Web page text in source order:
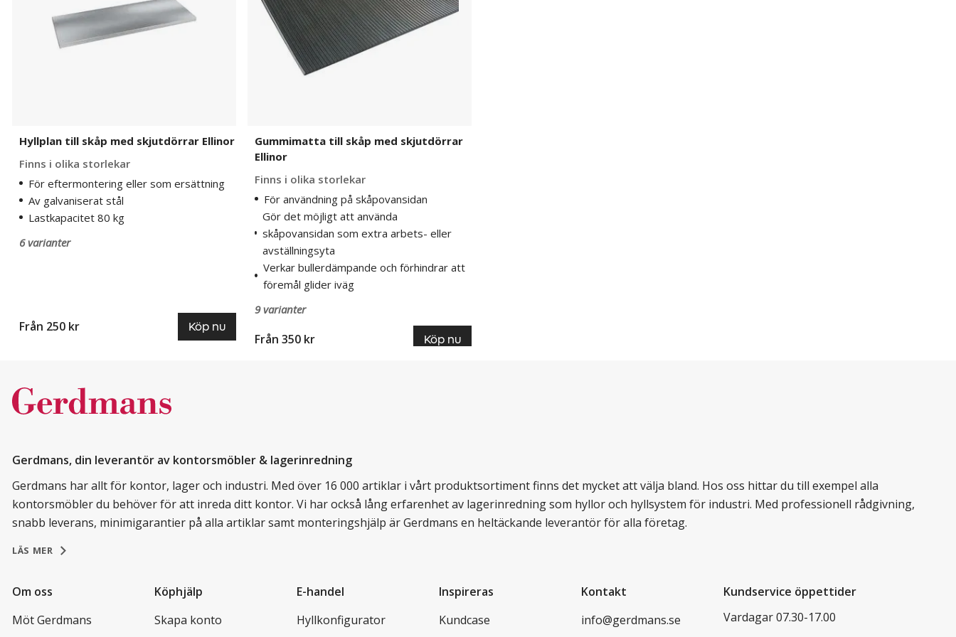
Hyllplan till skåp med skjutdörrar Ellinor
Finns i olika storlekar
För eftermontering eller som ersättning
Av galvaniserat stål
Lastkapacitet 80 kg
6 varianter
Från 250 kr Köp nu
Ellinor
Gummimatta till skåp med skjutdörrar
Ellinor
Finns i olika storlekar
För användning på skåpovansidan
Gör det möjligt att använda
skåpovansidan som extra arbets- eller
avställningsyta
Verkar bullerdämpande och förhindrar att
föremål glider iväg
9 varianter
Från 350 kr Köp nu
Gerdmans, din leverantör av kontorsmöbler & lagerinredning
Gerdmans har allt för kontor, lager och industri. Med över 16 000 artiklar i vårt produktsortiment finns det mycket att välja bland. Hos oss hittar du till exempel alla
kontorsmöbler du behöver för att inreda ditt kontor. Vi har också lång erfarenhet av lagerinredning som hyllor och hyllsystem för industri. Med professionell rådgivning,
snabb leverans, minimigarantier på alla artiklar samt monteringshjälp är Gerdmans en heltäckande leverantör för alla företag.
LÄS MER
Om oss
Möt Gerdmans
Köphjälp
Skapa konto
E-handel
Hyllkonfigurator
Inspireras
Kundcase
Kontakt
info@gerdmans.se
Kundservice öppettider
Vardagar 07.30-17.00